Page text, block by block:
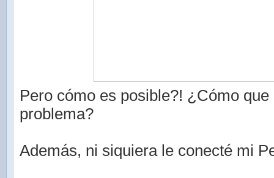
Pero cómo es posible?! ¿Cómo que
problema?
Además, ni siquiera le conecté mi